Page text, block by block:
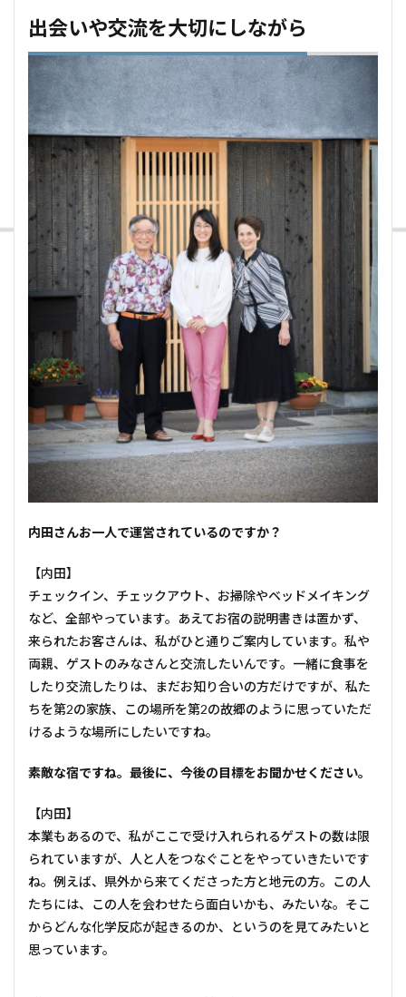
出会いや交流を大切にしながら
――内田さんお一人で運営されているのですか？
【内田】
チェックイン、チェックアウト、お掃除やベッドメイキング
など、全部やっています。あえてお宿の説明書きは置かず、
来られたお客さんは、私がひと通りご案内しています。私や
両親、ゲストのみなさんと交流したいんです。一緒に食事を
したり交流したりは、まだお知り合いの方だけですが、私た
ちを第2の家族、この場所を第2の故郷のように思っていただ
けるような場所にしたいですね。
――素敵な宿ですね。最後に、今後の目標をお聞かせください。
【内田】
本業もあるので、私がここで受け入れられるゲストの数は限
られていますが、人と人をつなぐことをやっていきたいです
ね。例えば、県外から来てくださった方と地元の方。この人
たちには、この人を会わせたら面白いかも、みたいな。そこ
からどんな化学反応が起きるのか、というのを見てみたいと
思っています。